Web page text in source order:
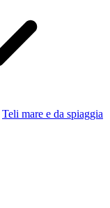
Teli mare e da spiaggia